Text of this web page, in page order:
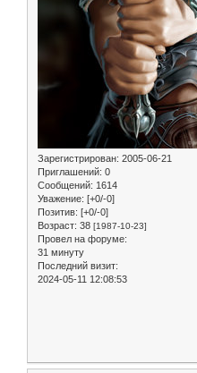
Зарегистрирован: 2005-06-21
Приглашений: 0
Сообщений: 1614
Уважение: [+0/-0]
Позитив: [+0/-0]
Возраст: 38 [1987-10-23]
Провел на форуме:
31 минуту
Последний визит:
2024-05-11 12:08:53